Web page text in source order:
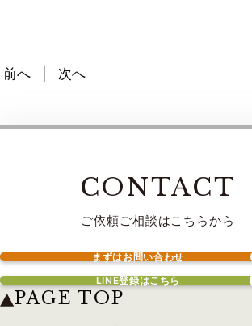
前へ 次へ
CONTACT
ご依頼ご相談はこちらから
まずはお問い合わせ
LINE登録はこちら
PAGE TOP